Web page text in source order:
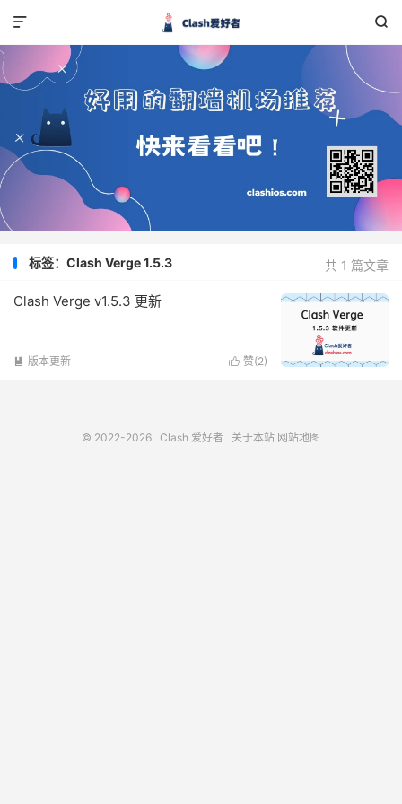


共 1 篇文章
标签：Clash Verge 1.5.3
Clash Verge v1.5.3 更新
 赞(2)
 版本更新
© 2022-2026 Clash 爱好者 关于本站 网站地图